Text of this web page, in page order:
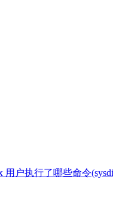
户执行了哪些命令